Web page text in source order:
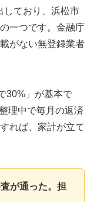
しており、浜松市
一つです。金融庁
がない無登録業者
30%」が基本で
理中で毎月の返済
れば、家計が立て
が通った。担